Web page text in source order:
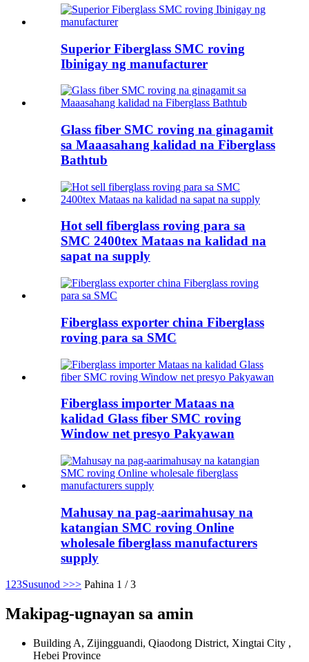
Superior Fiberglass SMC roving
Ibinigay ng manufacturer
Glass fiber SMC roving na ginagamit
sa Maaasahang kalidad na Fiberglass
Bathtub
Hot sell fiberglass roving para sa
SMC 2400tex Mataas na kalidad na
sapat na supply
Fiberglass exporter china Fiberglass
roving para sa SMC
Fiberglass importer Mataas na
kalidad Glass fiber SMC roving
Window net presyo Pakyawan
Mahusay na pag-aarimahusay na
katangian SMC roving Online
wholesale fiberglass manufacturers
supply
123Susunod >>> Pahina 1 / 3
Makipag-ugnayan sa amin
Building A, Zijingguandi, Qiaodong District, Xingtai City ,
Hebei Province